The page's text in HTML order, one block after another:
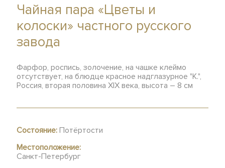
Чайная пара «Цветы и
колоски» частного русского
завода
Фарфор, роспись, золочение, на чашке клеймо
отсутствует, на блюдце красное надглазурное "К.",
Россия, вторая половина XIX века, высота – 8 см
Состояние: Потёртости
Местоположение:
Санкт-Петербург